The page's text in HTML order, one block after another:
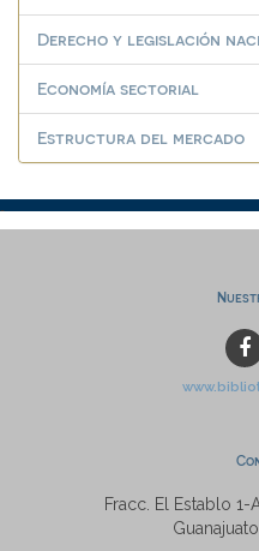
Derecho y legislación
Economía sectorial
Estructura del mercado
Fracc. El Establo 1-